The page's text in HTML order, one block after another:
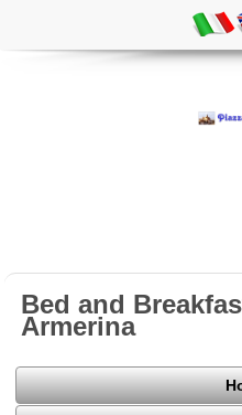
Bed and
Armerina